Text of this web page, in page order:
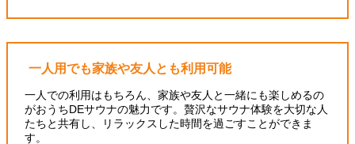
一人用でも家族や友人とも利用可能
一人での利用はもちろん、家族や友人と一緒にも楽しめるの
がおうちDEサウナの魅力です。贅沢なサウナ体験を大切な人
たちと共有し、リラックスした時間を過ごすことができま
す。